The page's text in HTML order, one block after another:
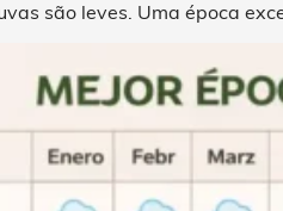
são leves. Uma época